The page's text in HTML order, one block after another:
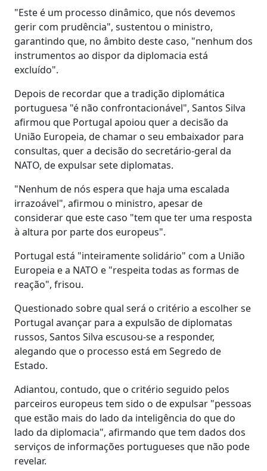
"Este é um processo dinâmico, que nós devemos
gerir com prudência", sustentou o ministro,
garantindo que, no âmbito deste caso, "nenhum dos
instrumentos ao dispor da diplomacia está
excluído".
Depois de recordar que a tradição diplomática
portuguesa "é não confrontacionável", Santos Silva
afirmou que Portugal apoiou quer a decisão da
União Europeia, de chamar o seu embaixador para
consultas, quer a decisão do secretário-geral da
NATO, de expulsar sete diplomatas.
"Nenhum de nós espera que haja uma escalada
irrazoável", afirmou o ministro, apesar de
considerar que este caso "tem que ter uma resposta
à altura por parte dos europeus".
Portugal está "inteiramente solidário" com a União
Europeia e a NATO e "respeita todas as formas de
reação", frisou.
Questionado sobre qual será o critério a escolher se
Portugal avançar para a expulsão de diplomatas
russos, Santos Silva escusou-se a responder,
alegando que o processo está em Segredo de
Estado.
Adiantou, contudo, que o critério seguido pelos
parceiros europeus tem sido o de expulsar "pessoas
que estão mais do lado da inteligência do que do
lado da diplomacia", afirmando que tem dados dos
serviços de informações portugueses que não pode
revelar.